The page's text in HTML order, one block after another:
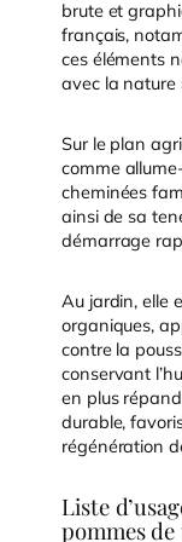
brute et
français,
ces éléments
avec la nature
Sur le plan
comme
cheminées
ainsi de sa
démarrage
Au jardin, elle
organiques,
contre la
conservant
en plus
durable,
régénération
Liste
pommes